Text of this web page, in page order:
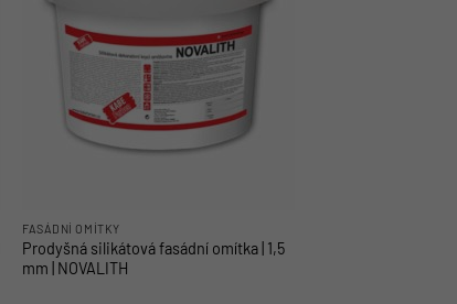
FASÁDNÍ OMÍTKY
Prodyšná silikátová fasádní omítka | 1,5
mm | NOVALITH